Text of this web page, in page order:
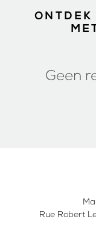
Geen
Rue Robert